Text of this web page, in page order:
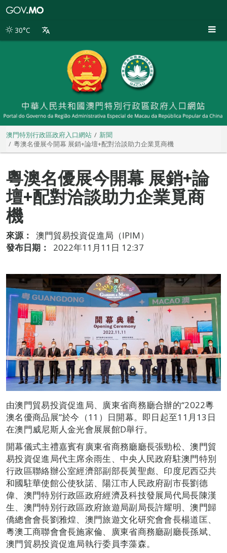
別
30°C
澳門特別行政區政府入口網站
新聞
粵澳名優展今開幕 展銷+論壇+配對洽談助力企業覓商機
粵澳名優展今開幕 展銷+論
壇+配對洽談助力企業覓商
機
來源：
澳門貿易投資促進局（IPIM）
發布日期：
2022年11月11日 12:37
由澳門貿易投資促進局、廣東省商務廳合辦的“2022粵
澳名優商品展”於今（11）日開幕。即日起至11月13日
在澳門威尼斯人金光會展展館D舉行。
開幕儀式主禮嘉賓有廣東省商務廳廳長張勁松、澳門貿
易投資促進局代主席余雨生、中央人民政府駐澳門特別
行政區聯絡辦公室經濟部副部長黃聖彪、印度尼西亞共
和國駐華使館公使狄諾、陽江市人民政府副市長劉德
偉、澳門特別行政區政府經濟及科技發展局代局長陳漢
生、澳門特別行政區政府旅遊局副局長許耀明、澳門歸
僑總會會長劉雅煌、澳門旅遊文化研究會會長楊道匡、
粵澳工商聯會會長施家倫、廣東省商務廳副廳長孫斌、
澳門貿易投資促進局執行委員李藻森。